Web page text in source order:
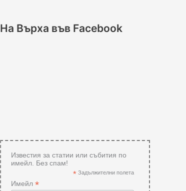
На Върха във Facebook
Известия за статии или събития по
имейл. Без спам!
*Задължителни полета
Имейл *